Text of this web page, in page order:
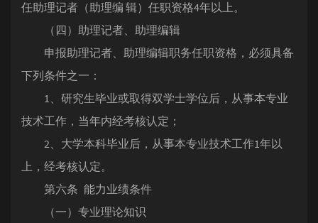
任助理记者（助理编 辑）任职资格4年以上。
（四）助理记者、助理编辑
申报助理记者、助理编辑职务任职资格，必须具备
下列条件之一：
1、研究生毕业或取得双学士学位后，从事本专业
技术工作，当年内经考核认定；
2、大学本科毕业后，从事本专业技术工作1年以
上，经考核认定。
第六条 能力业绩条件
（一）专业理论知识